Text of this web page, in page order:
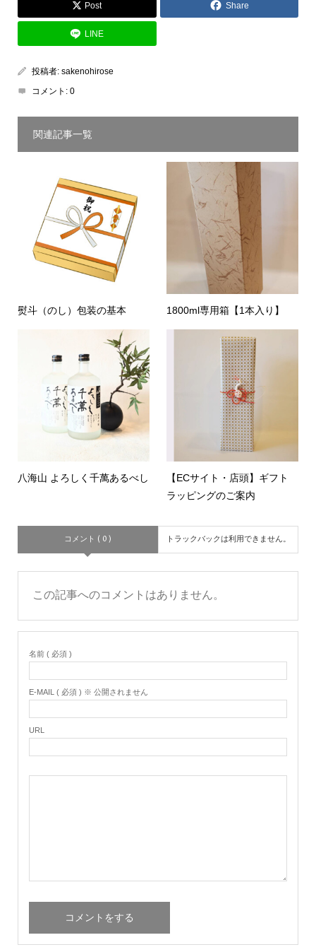
Post Share
LINE
投稿者: sakenohirose
コメント: 0
関連記事一覧
熨斗（のし）包装の基本 1800ml専用箱【1本入り】
八海山 よろしく千萬あるべし
【ECサイト・店頭】ギフト
ラッピングのご案内
コメント ( 0 ) トラックバックは利用できません。
この記事へのコメントはありません。
名前 ( 必須 )
E-MAIL ( 必須 ) ※ 公開されません
URL